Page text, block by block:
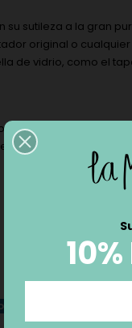
sutileza a la gran
original o cualquier
de vidrio, como el
lyral, boisambrene
pueden causar